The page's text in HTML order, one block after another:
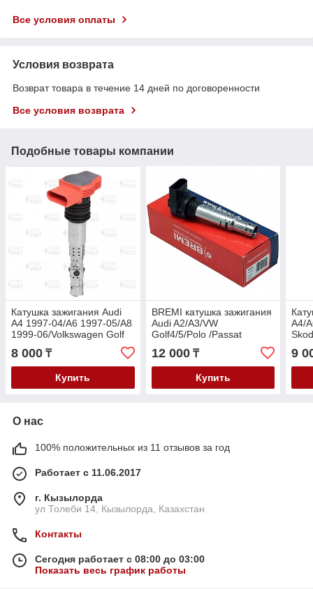
Все условия оплаты
Условия возврата
Возврат товара в течение 14 дней по договоренности
Все условия возврата
Подобные товары компании
Катушка зажигания Audi
A4 1997-04/A6 1997-05/A8
1999-06/Volkswagen Golf
/Passat 1997- V-1.8-3.0
8 000 ₸
Купить
BREMI катушка зажигания
Audi A2/A3/VW
Golf4/5/Polo /Passat
B6/Skoda
Octavia/Fabia/Rapid 1.2-
1.6i 1999-2016
12 000₸
Купить
A4/
B6/
9
О нас
100% положительных из 11 отзывов за год
Работает с 11.06.2017
г. Кызылорда
ул Толеби 14, Кызылорда, Казахстан
Контакты
Сегодня работает с 08:00 до 03:00
Показать весь график работы